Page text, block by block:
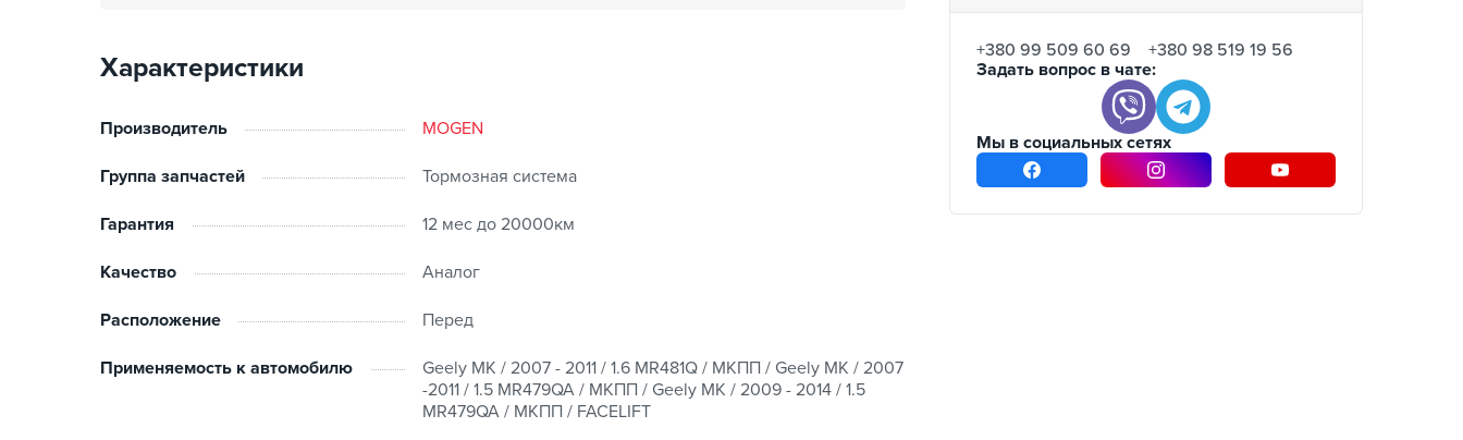
Характеристики
Производитель MOGEN
Группа запчастей Тормозная система
Гарантия 12 мес до 20000км
Качество Аналог
Расположение Перед
Применяемость к автомобилю
Geely MK / 2007 - 2011 / 1.6 MR481Q / МКПП / Geely MK / 2007
-2011 / 1.5 MR479QA / МКПП / Geely MK / 2009 - 2014 / 1.5
MR479QA / МКПП / FACELIFT
+380 99 509 60 69
+380 98 519 19 56
Задать вопрос в чате:
Мы в социальных сетях